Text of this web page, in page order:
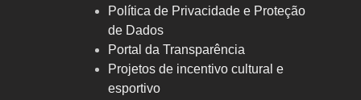
Política de Privacidade e Proteção
de Dados
Portal da Transparência
Projetos de incentivo cultural e
esportivo